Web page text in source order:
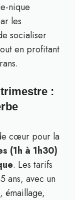
nique
les
socialiser
en profitant
:
cœur pour la
(1h à 1h30)
. Les tarifs
ans, avec un
émaillage,